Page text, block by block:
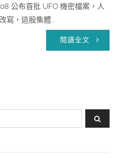
公布首批 UFO 機密檔案，人
寫，這股集體...
閱讀全文